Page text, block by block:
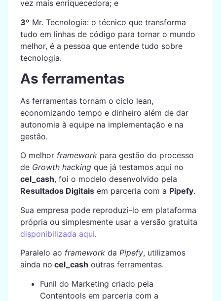
vez mais enriquecedora; e
3º Mr. Tecnologia: o técnico que transforma
tudo em linhas de código para tornar o mundo
melhor, é a pessoa que entende tudo sobre
tecnologia.
As ferramentas
As ferramentas tornam o ciclo lean,
economizando tempo e dinheiro além de dar
autonomia à equipe na implementação e na
gestão.
O melhor framework para gestão do processo
deGrowth hackingque já testamos aqui no
cel_cash, foi o modelo desenvolvido pela
Resultados Digitaisem parceria com a Pipefy.
Sua empresa pode reproduzi-lo em plataforma
própria ou simplesmente usar a versão gratuita
disponibilizada aqui.
Paralelo ao framework da Pipefy, utilizamos
ainda no cel_cash outras ferramentas.
Funil do Marketing criado pela
Contentools em parceria com a